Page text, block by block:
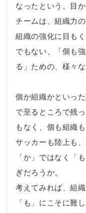
なったという。目
チームは、組織力
組織の強化に目も
でもない、「個も
る」ための、様々
個か組織かといっ
で至るところで残
もなく、個も組織
サッカーも陸上も
「か」ではなく「
ぎだろうか。
考えてみれば、組
「も」にこそに難